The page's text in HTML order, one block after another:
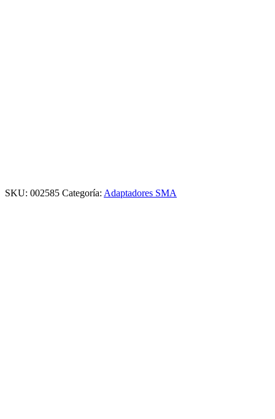
SKU: 002585 Categoría: Adaptadores SMA